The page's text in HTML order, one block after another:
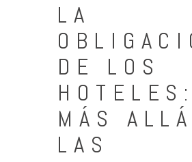
LA
DE LOS
HOTELES:
MÁS
LAS